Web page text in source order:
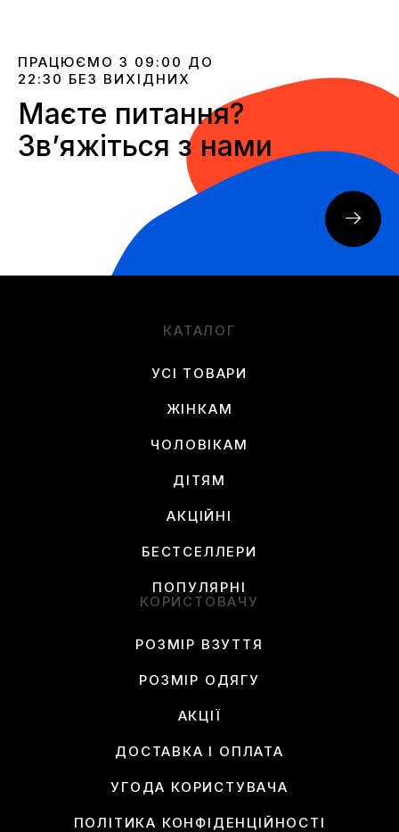
ПРАЦЮЄМО З 09:00 ДО
22:30 БЕЗ ВИХІДНИХ
Маєте питання?
Звʼяжіться з нами
КАТАЛОГ
УСІ ТОВАРИ
ЖІНКАМ
ЧОЛОВІКАМ
ДІТЯМ
АКЦІЙНІ
БЕСТСЕЛЛЕРИ
ПОПУЛЯРНІ
КОРИСТОВАЧУ
РОЗМІР ВЗУТТЯ
РОЗМІР ОДЯГУ
АКЦІЇ
ДОСТАВКА І ОПЛАТА
УГОДА КОРИСТУВАЧА
ПОЛІТИКА КОНФІДЕНЦІЙНОСТІ